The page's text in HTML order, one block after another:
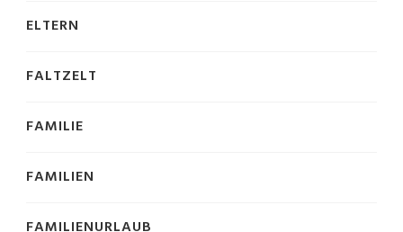
ELTERN
FALTZELT
FAMILIE
FAMILIEN